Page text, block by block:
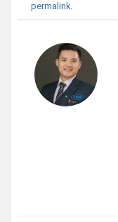
permalink.